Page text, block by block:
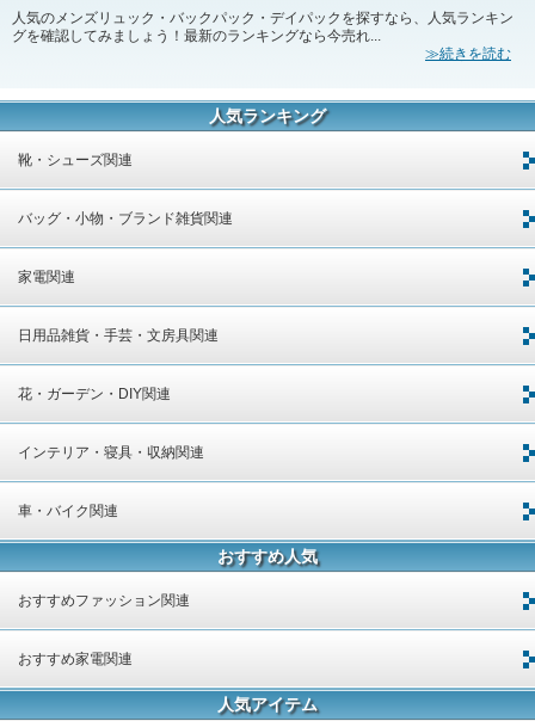
人気のメンズリュック・バックパック・デイパックを探すなら、人気ランキン
グを確認してみましょう！最新のランキングなら今売れ...
≫続きを読む
人気ランキング
靴・シューズ関連
バッグ・小物・ブランド雑貨関連
家電関連
日用品雑貨・手芸・文房具関連
花・ガーデン・DIY関連
インテリア・寝具・収納関連
車・バイク関連
おすすめ人気
おすすめファッション関連
おすすめ家電関連
人気アイテム